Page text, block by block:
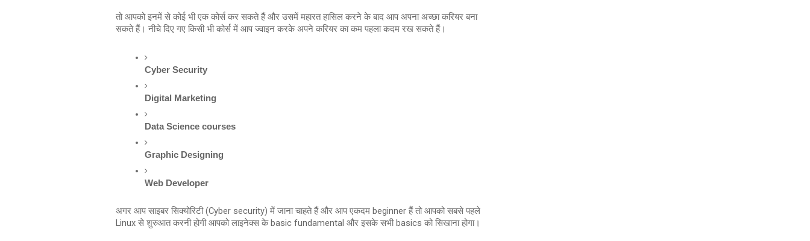
तो आपको इनमें से कोई भी एक कोर्स कर सकते हैं और उसमें महारत हासिल करने के बाद आप अपना अच्छा करियर बना
सकते हैं। नीचे दिए गए किसी भी कोर्स में आप ज्वाइन करके अपने करियर का कम पहला कदम रख सकते हैं।
Cyber Security
Digital Marketing
Data Science courses
Graphic Designing
Web Developer
अगर आप साइबर सिक्योरिटी (Cyber security) में जाना चाहते हैं और आप एकदम beginner हैं तो आपको सबसे पहले
Linux से शुरुआत करनी होगी आपको लाइनेक्स के basic fundamental और इसके सभी basics को सिखाना होगा।